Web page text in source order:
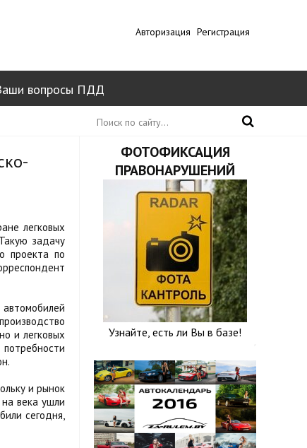
Авторизация Регистрация
вопросы ПДД
легковых
задачу
проекта по
и легковых
и рынок
века ушли
сегодня,
ФОТОФИКСАЦИЯ
ПРАВОНАРУШЕНИЙ
Узнайте, есть ли Вы в базе!